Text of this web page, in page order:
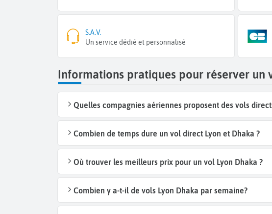
S.A.V.
Un service dédié et personnalisé
Informations pratiques pour réserver un
Quelles compagnies aériennes proposent des vols
Combien de temps dure un vol direct Lyon et Dhaka ?
Où trouver les meilleurs prix pour un vol Lyon Dhaka ?
Combien y a-t-il de vols Lyon Dhaka par semaine?